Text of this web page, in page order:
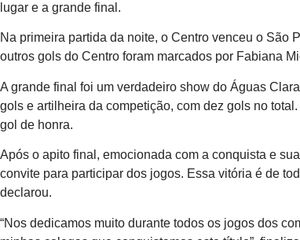
lugar e a grande final.
Na primeira partida da noite, o Centro venceu o São
outros gols do Centro foram marcados por Fabiana
A grande final foi um verdadeiro show do Águas
gols e artilheira da competição, com dez gols no
gol de honra.
Após o apito final, emocionada com a conquista e
convite para participar dos jogos. Essa vitória é de
declarou.
“Nos dedicamos muito durante todos os jogos dos